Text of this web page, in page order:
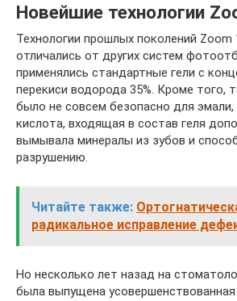
Новейшие технологии
Технологии прошлых поколений
отличались от других систем
применялись стандартные гели с
перекиси водорода 35%. Кроме того,
было не совсем безопасно для эмали,
кислота, входящая в состав геля
вымывала минералы из зубов и
разрушению.
Читайте также:
радикальное исправление
Но несколько лет назад на
была выпущена